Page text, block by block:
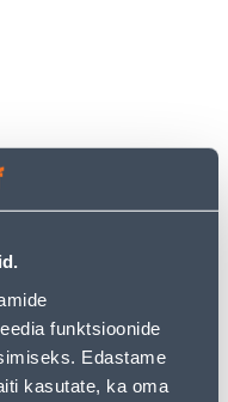
funktsioonide
Edastame
kasutate, ka oma
from the prices of
customer
TO CART